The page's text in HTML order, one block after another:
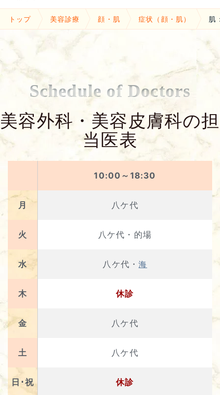
トップ 美容診療 顔・肌 症状（顔・肌） 肌
Schedule of Doctors
美容外科・美容皮膚科の担
当医表
月
火
水
木
金
土
日･祝
10:00～18:30
八ケ代
八ケ代・的場
八ケ代・海
休診
八ケ代
八ケ代
休診